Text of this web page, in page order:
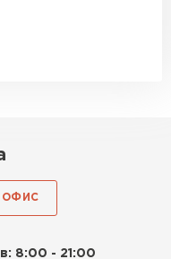
ОФИС
8:00 - 21:00